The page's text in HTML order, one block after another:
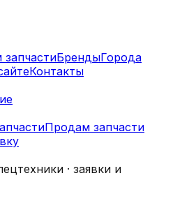
БрендыГорода
Контакты
Продам запчасти
· заявки и